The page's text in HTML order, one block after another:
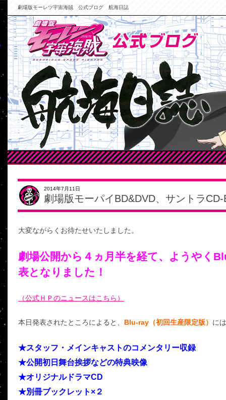
劇場版モーレツ宇宙海賊 公式ブログ 航海日誌
2014年7月11日
劇場版モーパイBD&DVD、サントラ
大変ながらくお待たせいたしました。
劇場公開から４ヵ月半を経て、ようやく
表となりました！
（公式ＨＰのニュースはこちら）
本日発表されたところによると、 Blu-ray（初回生産限定版） に
★スタッフ・メインキャストのコメンタリー収録
★公開初日舞台挨拶などの特典映像
★オリジナルドラマCD
★別冊ブックレット×２